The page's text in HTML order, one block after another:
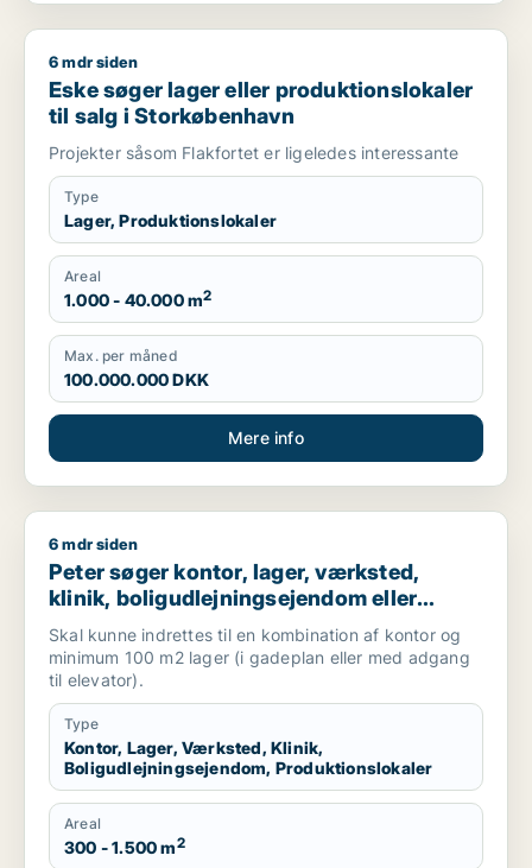
Eske søger lager eller produktionslokaler til salg i
6 mdr siden
Eske søger lager eller produktionslokaler
til salg i Storkøbenhavn
Projekter såsom Flakfortet er ligeledes interessante
Type
Lager, Produktionslokaler
Areal
1.000 - 40.000 m2
Max. per måned
100.000.000 DKK
Mere info
Peter søger kontor, lager, værksted, klinik,
6 mdr siden
Peter søger kontor, lager, værksted,
klinik, boligudlejningsejendom eller
produktionslokaler til salg i
Frederiksberg, Østerbro eller Nordhavn
m.fl.
Skal kunne indrettes til en kombination af kontor og
minimum 100 m2 lager (i gadeplan eller med adgang
til elevator).
Type
Kontor, Lager, Værksted, Klinik,
Boligudlejningsejendom, Produktionslokaler
Areal
300 - 1.500 m2